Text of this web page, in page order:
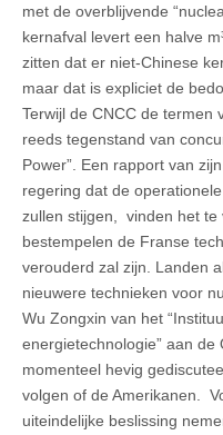
met de overblijvende
kernafval levert een halve
zitten dat er niet-Chinese
maar dat is expliciet de
Terwijl de CNCC de termen
reeds tegenstand van
Power”. Een rapport van
regering dat de
zullen stijgen, vinden het te
bestempelen de Franse
verouderd zal zijn. Landen
nieuwere technieken voor
Wu Zongxin van het
energietechnologie” aan
momenteel hevig
volgen of de Amerikanen.
uiteindelijke beslissing